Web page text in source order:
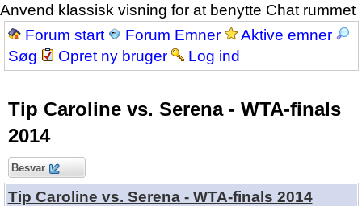
Anvend klassisk visning for at benytte Chat rummet
Forum start
Forum Emner
Aktive emner
Søg
Opret ny bruger Log ind
Tip Caroline vs. Serena - WTA-finals
2014
Besvar
Tip Caroline vs. Serena - WTA-finals 2014